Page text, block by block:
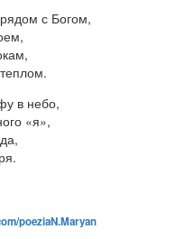
с Богом,
в небо,
«я»,
poeziaN.Maryan